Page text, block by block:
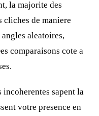
la majorite des
cliches de maniere
aleatoires,
comparaisons cote a
incoherentes sapent la
votre presence en